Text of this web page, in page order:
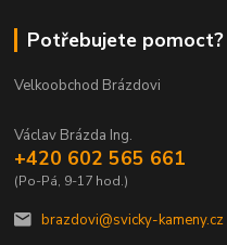
Potřebujete
Velkoobchod Brázdovi
Václav Brázda Ing.
+420 602 565 661
(Po-Pá, 9-17 hod.)
brazdovi@svicky-kameny.cz